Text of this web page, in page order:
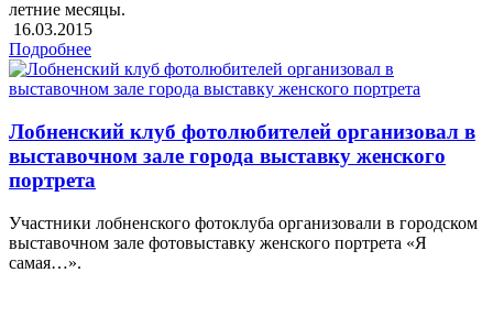
летние месяцы.
16.03.2015
Подробнее
Лобненский клуб фотолюбителей организовал в
выставочном зале города выставку женского
портрета
Участники лобненского фотоклуба организовали в городском
выставочном зале фотовыставку женского портрета «Я
самая…».